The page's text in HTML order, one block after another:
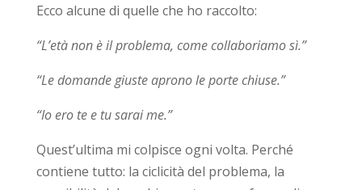
Ecco alcune di quelle che ho raccolto:
“L’età non è il problema, come collaboriamo sì.”
“Le domande giuste aprono le porte chiuse.”
“Io ero te e tu sarai me.”
Quest’ultima mi colpisce ogni volta. Perché
contiene tutto: la ciclicità del problema, la